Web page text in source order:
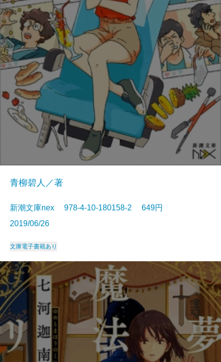
青柳碧人／著
新潮文庫nex 978-4-10-180158-2 649円
2019/06/26
文庫電子書籍あり